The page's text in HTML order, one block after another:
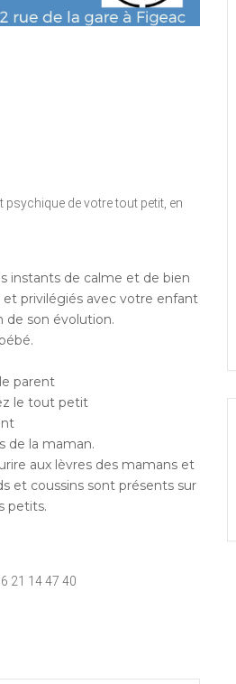
de votre tout petit, en
instants de calme et de bien
privilégiés avec votre enfant
de son évolution.
parent
le tout petit
de la maman.
aux lèvres des mamans et
et coussins sont présents sur
petits.
21 14 47 40